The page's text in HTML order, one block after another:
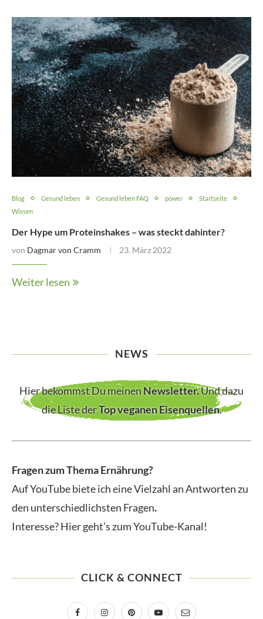
Blog Gesund leben Gesund leben FAQ power
Startseite
Wissen
Der Hype um Proteinshakes – was steckt dahinter?
von Dagmar von Cramm 23. März 2022
Weiter lesen
NEWS
Hier bekommst Du meinenNewsletter.Und dazu
die Liste derTop veganen Eisenquellen.
Fragen zum Thema Ernährung?
Auf YouTube biete ich eine Vielzahl an Antworten zu
den unterschiedlichsten Fragen.
Interesse? Hier geht’s zum YouTube-Kanal!
CLICK & CONNECT